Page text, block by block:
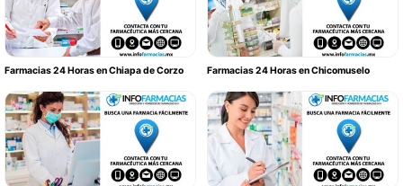
Farmacias 24 Horas en Chiapa de Corzo Farmacias 24 Horas en Chicomuselo